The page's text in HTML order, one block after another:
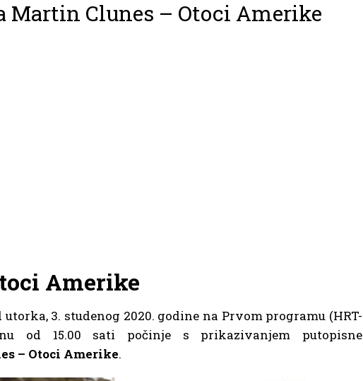
Martin Clunes – Otoci Amerike
Amerike
3. studenog 2020. godine na Prvom programu (HRT-
od 15.00 sati počinje s prikazivanjem putopisne
– Otoci Amerike.